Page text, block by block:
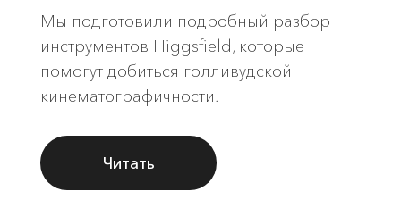
Мы подготовили подробный разбор
инструментов Higgsfield, которые
помогут добиться голливудской
кинематографичности.
Читать